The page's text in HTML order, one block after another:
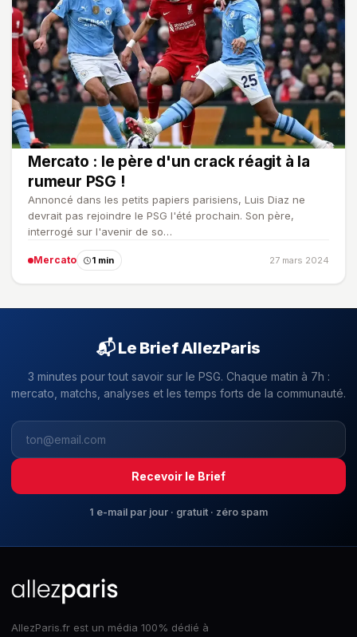
Mercato : le père d'un crack réagit à la
rumeur PSG !
Annoncé dans les petits papiers parisiens, Luis Diaz ne
devrait pas rejoindre le PSG l'été prochain. Son père,
interrogé sur l'avenir de so…
Mercato 1 min 27 mars 2024
📬 Le Brief AllezParis
3 minutes pour tout savoir sur le PSG. Chaque matin à 7h :
mercato, matchs, analyses et les temps forts de la communauté.
Recevoir le Brief
1 e-mail par jour · gratuit · zéro spam
AllezParis.fr est un média 100% dédié à